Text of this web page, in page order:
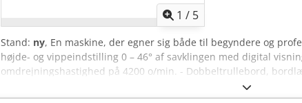
1 / 5
Stand: ny, En maskine, der egner sig både til begyndere og
højde- og vippeindstilling 0 – 46° af savklingen med digital
omdrejningshastighed på 4200 o/min. - Dobbeltrullebord,
geringsanslag, kaplængde op til 3450 mm - Bremseanordning,
315 mm - Maks. klingefremspring 104 mm - Snithøjde 100 mm,